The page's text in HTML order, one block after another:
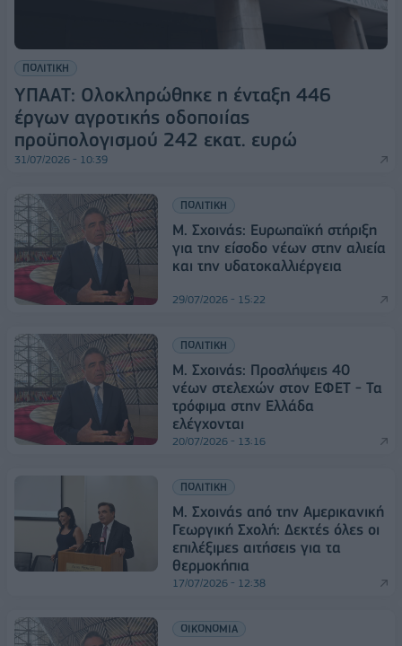
ΠΟΛΙΤΙΚΗ
ΥΠΑΑΤ: Ολοκληρώθηκε η ένταξη 446
έργων αγροτικής οδοποιίας
προϋπολογισμού 242 εκατ. ευρώ
31/07/2026 - 10:39
ΠΟΛΙΤΙΚΗ
Μ. Σχοινάς: Ευρωπαϊκή στήριξη
για την είσοδο νέων στην αλιεία
και την υδατοκαλλιέργεια
29/07/2026 - 15:22
ΠΟΛΙΤΙΚΗ
Μ. Σχοινάς: Προσλήψεις 40
νέων στελεχών στον ΕΦΕΤ - Τα
τρόφιμα στην Ελλάδα
ελέγχονται
20/07/2026 - 13:16
ΠΟΛΙΤΙΚΗ
Μ. Σχοινάς από την Αμερικανική
Γεωργική Σχολή: Δεκτές όλες οι
επιλέξιμες αιτήσεις για τα
θερμοκήπια
17/07/2026 - 12:38
ΟΙΚΟΝΟΜΙΑ